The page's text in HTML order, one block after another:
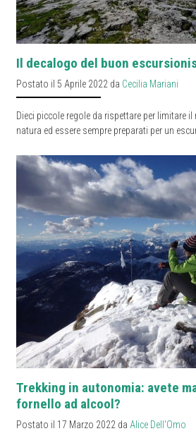
Il decalogo del buon
Postato il 5 Aprile 2022 da Cecilia Mariani
Dieci piccole regole da rispettare per limitare
natura ed essere sempre preparati per un
Trekking in autonomia: avete
fornello ad alcool?
Postato il 17 Marzo 2022 da Alice Dell'Omo